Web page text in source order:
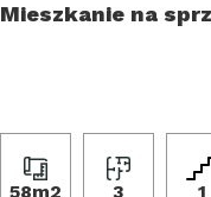
Mieszkanie na
58m2 3 1